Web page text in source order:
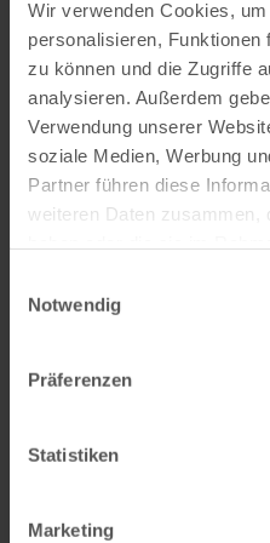
Wir verwenden Cookies,
personalisieren, Funktionen
zu können und die Zugriffe
analysieren. Außerdem
Verwendung unserer
soziale Medien, Werbung
Partner führen diese
weiteren Daten zusammen,
Notwendig
Präferenzen
Statistiken
Marketing
Abend-
Nideggen
Randonnée
plus
sur
Rureifeltour:
Biber
Abend-
Beobachtung
plus